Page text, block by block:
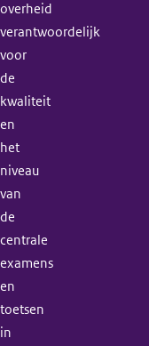
overheid
verantwoordelijk
voor
de
kwaliteit
en
het
niveau
van
de
centrale
examens
en
toetsen
in